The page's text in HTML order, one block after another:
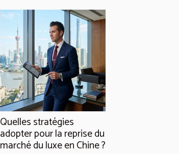
Quelles stratégies
adopter pour la reprise du
marché du luxe en Chine ?